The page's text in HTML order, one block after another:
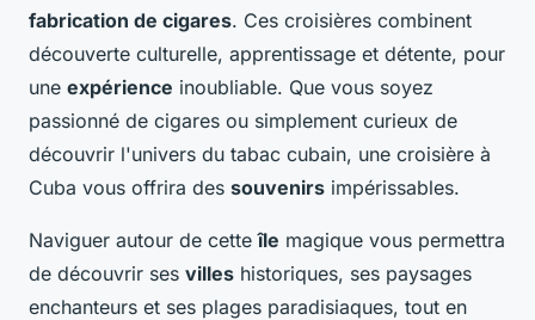
fabrication de cigares. Ces croisières combinent
découverte culturelle, apprentissage et détente, pour
une expérience inoubliable. Que vous soyez
passionné de cigares ou simplement curieux de
découvrir l'univers du tabac cubain, une croisière à
Cuba vous offrira des souvenirs impérissables.
Naviguer autour de cetteîle magique vous permettra
de découvrir ses villes historiques, ses paysages
enchanteurs et ses plages paradisiaques, tout en